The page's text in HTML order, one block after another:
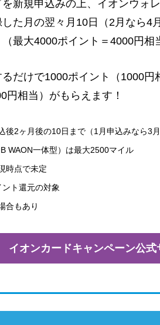
新規申込みの上、イオンウォ
た月の翌々月10日（2月なら4
最大4000ポイント＝4000円相
だけで1000ポイント（1000
円相当）がもらえます！
後2ヶ月後の10日まで（1月申込みなら3月
WAON一体型）は最大2500マイル
時点で未定
ント還元の対象
合もあり
イオンカードキャンペーン公式